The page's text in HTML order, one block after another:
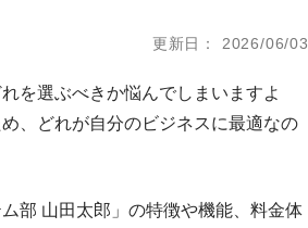
更新日
2026/06/03
を選ぶべきか悩んでしまいますよ
、どれが自分のビジネスに最適なの
部 山田太郎」の特徴や機能、料金体